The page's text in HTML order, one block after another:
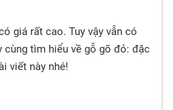
giá rất cao. Tuy vậy vẫn có
cùng tìm hiểu về gỗ gõ đỏ: đặc
viết này nhé!